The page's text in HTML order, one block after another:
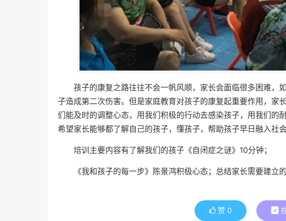
孩子的康复之路往往不会一帆风顺，家长会面临很多困难，
子造成第二次伤害。但是家庭教育对孩子的康复起重要作用，家
们能及时的调整心态，用我们积极的行动去感染孩子，用我们的
希望家长能够都了解自己的孩子，懂孩子，帮助孩子早日融入社会
培训主要内容有了解我们的孩子《自闭症之谜》10分钟；
《我和孩子的每一步》陈景鸿积极心态；总结家长需要建立的
赞 0